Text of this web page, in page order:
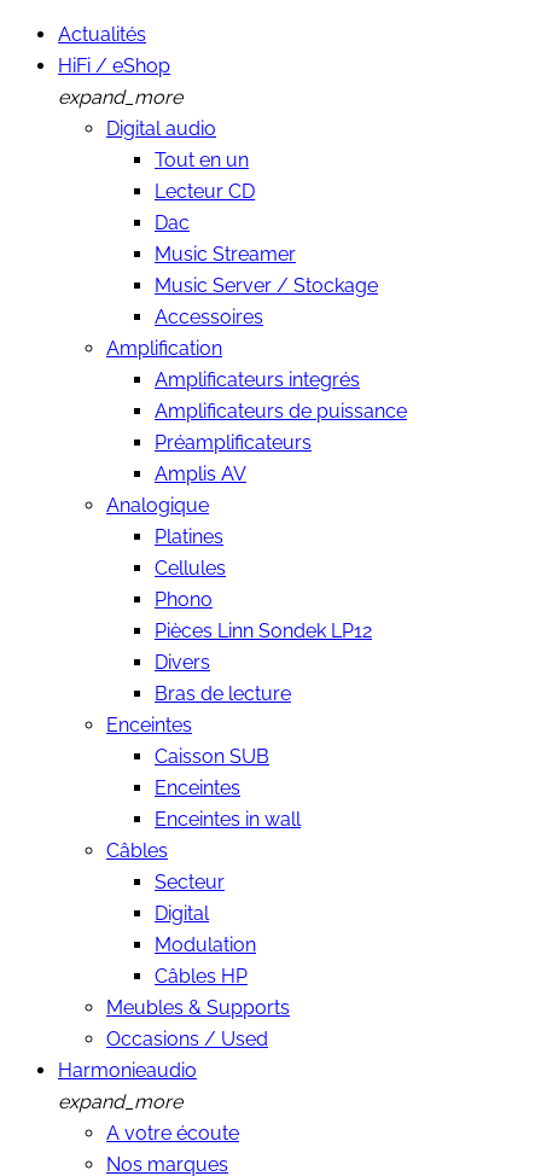
Actualités
HiFi / eShop
expand_more
Digital audio
Tout en un
Lecteur CD
Dac
Music Streamer
Music Server / Stockage
Accessoires
Amplification
Amplificateurs integrés
Amplificateurs de puissance
Préamplificateurs
Amplis AV
Analogique
Platines
Cellules
Phono
Pièces Linn Sondek LP12
Divers
Bras de lecture
Enceintes
Caisson SUB
Enceintes
Enceintes in wall
Câbles
Secteur
Digital
Modulation
Câbles HP
Meubles & Supports
Occasions / Used
Harmonieaudio
expand_more
A votre écoute
Nos marques